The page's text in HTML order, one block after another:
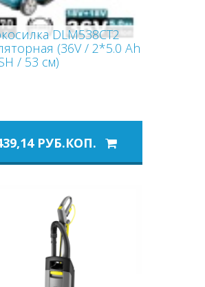
DLM538CT2
(36V / 2*5.0 Ah
/ 53 см)
РУБ.КОП.